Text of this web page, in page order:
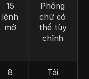
15
lệnh
mở
Phông
chữ có
thể tùy
chỉnh
8
Tải